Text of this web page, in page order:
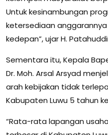
Untuk kesinambungan
ketersediaan
kedepan”, ujar H.
Sementara itu, Kepala
Dr. Moh. Arsal Arsyad
arah kebijakan tidak
Kabupaten Luwu 5 tahun
“Rata-rata lapangan